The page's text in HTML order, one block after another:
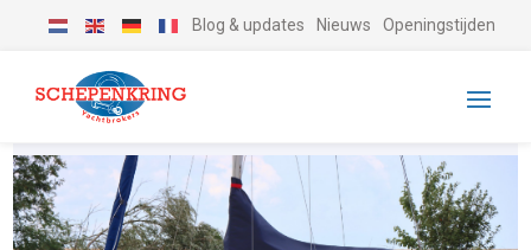
Blog & updates Nieuws Openingstijden